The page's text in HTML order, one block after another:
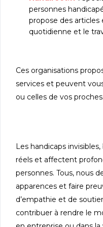
personnes
propose des articles
quotidienne et le
Ces organisations
services et peuvent
ou celles de vos proches.
Les handicaps
réels et affectent
personnes. Tous, nous
apparences et faire
d’empathie et de
contribuer à rendre le